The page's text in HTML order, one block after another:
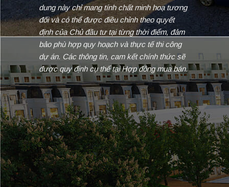
dung này chỉ mang tính chất minh hoạ tương
đối và có thể được điều chỉnh theo quyết
định của Chủ đầu tư tại từng thời điểm, đảm
bảo phù hợp quy hoạch và thực tế thi công
dự án. Các thông tin, cam kết chính thức sẽ
được quy định cụ thể tại Hợp đồng mua bán.